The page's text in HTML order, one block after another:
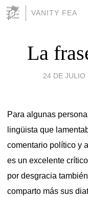
VANITY FEA
La
24 DE
Para algunas
lingüista que
comentario político y
es un excelente
por desgracia
comparto más sus